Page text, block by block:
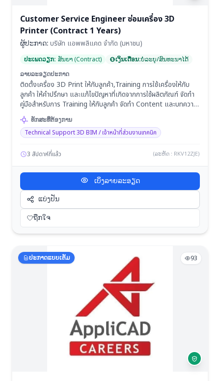
Customer Service Engineer ซ่อมเครื่อง 3D
Printer (Contract 1 Years)
ຜູ້ປະກາດ:บริษัท แอพพลิแคด จํากัด (มหาชน)
ປະເພດວຽກ: ສັນຍາ (Contract) ເງິນເດືອນ:ບໍ່ລະບຸ/ສົນທະນາໄດ້
ລາຍລະອຽດປະກາດ
ติดตั้งเครื่อง 3D Print ให้กับลูกค้า,Training การใช้เครื่องให้กับ
ลูกค้า ให้คำปรึกษา และแก้ไขปัญหาที่เกิดจากการใช้ผลิตภัณฑ์ จัดทำ
คู่มือสำหรับการ Training ให้กับลูกค้า จัดทำ Content และบทความ
เพื่อส่งให้หน่วยงาน IT Update ใน Website และนิตยสารต่าง ๆ
จัดทำรายงานที่เกี่ยวข้องกับงานในความรับผิดชอบนำเสนอต่อผู้บังคับ
บัญา ดูแลบำรุงรักษาและแก้ไขปัญหาเครื่องจักรพร้อมทั้งบริการหลัง
ທັກສະທີ່ຕ້ອງການ
Technical Support 3D BIM / เจ้าหน้าที่ส่วนงานเทคนิค
3 สัปดาห์ที่แล้ว (ລະຫັດ : RKV12ZJE)
ເບິ່ງລາຍລະອຽດ
ແບ່ງປັນ
ຖືກໃຈ
ປະກາດແບບເຕັມ 93